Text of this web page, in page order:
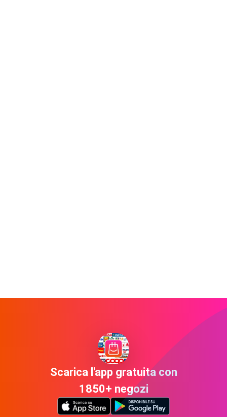
Scarica l'app gratuita con
1850+ negozi